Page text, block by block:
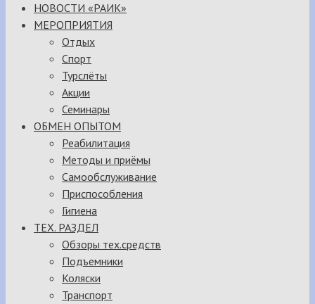
НОВОСТИ «РАИК»
МЕРОПРИЯТИЯ
Отдых
Спорт
Турслёты
Акции
Семинары
ОБМЕН ОПЫТОМ
Реабилитация
Методы и приёмы
Самообслуживание
Приспособления
Гигиена
ТЕХ. РАЗДЕЛ
Обзоры тех.средств
Подъемники
Коляски
Транспорт